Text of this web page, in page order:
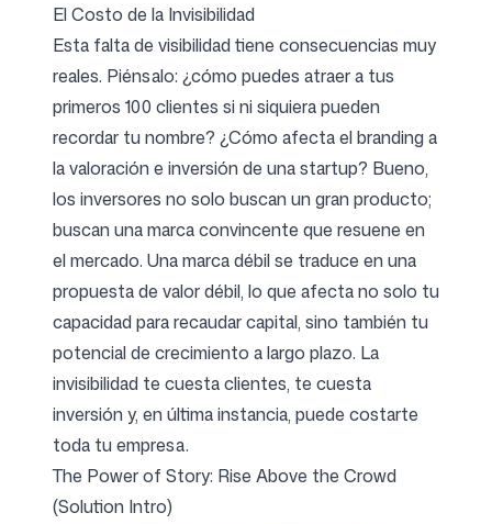
El Costo de la Invisibilidad
Esta falta de visibilidad tiene consecuencias muy
reales. Piénsalo: ¿cómo puedes atraer a tus
primeros 100 clientes si ni siquiera pueden
recordar tu nombre? ¿Cómo afecta el branding a
la valoración e inversión de una startup? Bueno,
los inversores no solo buscan un gran producto;
buscan una marca convincente que resuene en
el mercado. Una marca débil se traduce en una
propuesta de valor débil, lo que afecta no solo tu
capacidad para recaudar capital, sino también tu
potencial de crecimiento a largo plazo. La
invisibilidad te cuesta clientes, te cuesta
inversión y, en última instancia, puede costarte
toda tu empresa.
The Power of Story: Rise Above the Crowd
(Solution Intro)